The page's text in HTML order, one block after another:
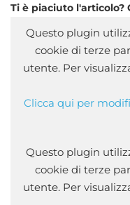
Ti è piaciuto l'articolo?
Questo plugin
cookie di terze
utente. Per
Clicca qui per
Questo plugin
cookie di terze
utente. Per